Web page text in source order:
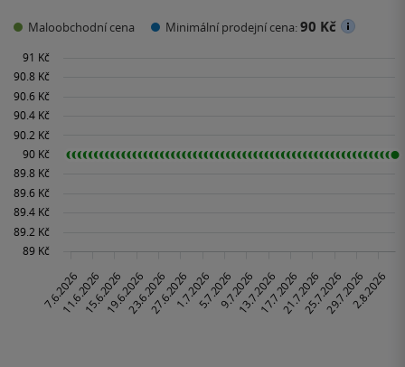
Maloobchodní cena Minimální prodejní cena:90 Kč